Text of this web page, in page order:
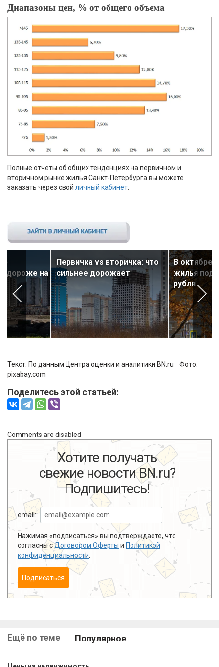
Диапазоны цен, % от общего объема
Полные отчеты об общих тенденциях на первичном и
вторичном рынке жилья Санкт-Петербурга вы можете
заказать через свой личный кабинет.
дороже на
Первичка vs вторичка: что
сильнее дорожает
В октябре
жилья
рубля
Текст: По данным Центра оценки и аналитики BN.ru Фото:
pixabay.com
Поделитесь этой статьей:
Comments are disabled
Хотите получать
свежие новости BN.ru?
Подпишитесь!
email:
Нажимая «подписаться» вы подтверждаете, что
согласны сДоговором Оферты и Политикой
конфиденциальности
Подписаться
Ещё по теме Популярное